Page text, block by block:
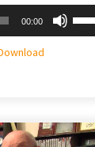
denboraldi
00:00